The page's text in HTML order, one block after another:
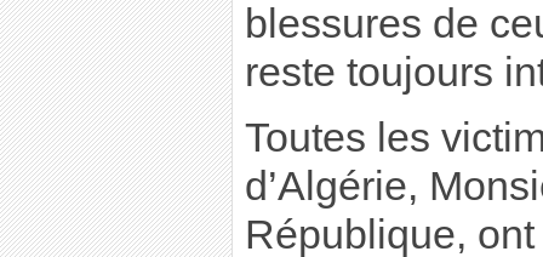
blessures de
reste toujours
Toutes les
d’Algérie,
République, ont